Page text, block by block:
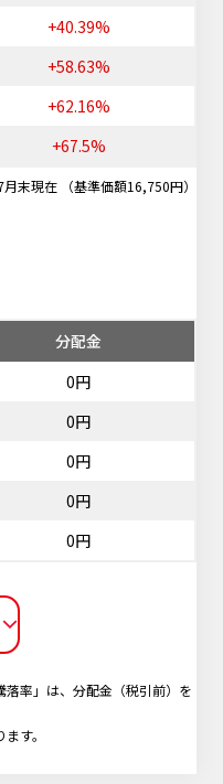
+40.39%
+58.63%
+62.16%
+67.5%
末現在 （基準価額16,750円）
分配金
0円
0円
0円
0円
0円
率」は、分配金（税引前）を
す。